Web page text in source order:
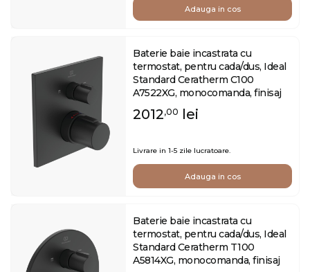
Adauga in cos
Baterie baie incastrata cu
termostat, pentru cada/dus, Ideal
Standard Ceratherm C100
A7522XG, monocomanda, finisaj
2012,00 lei
Livrare in 1-5 zile lucratoare.
Adauga in cos
Baterie baie incastrata cu
termostat, pentru cada/dus, Ideal
Standard Ceratherm T100
A5814XG, monocomanda, finisaj